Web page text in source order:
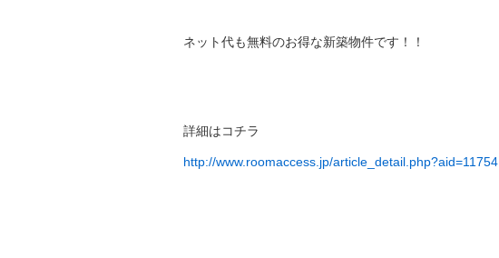
ネット代も無料のお得な新築物件です！！
詳細はコチラ
http://www.roomaccess.jp/article_detail.php?aid=11754